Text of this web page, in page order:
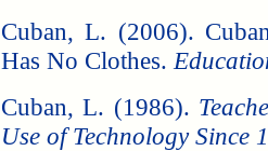
Cuban, L. (2006).
Has No Clothes.
Cuban, L. (1986).
Use of Technology Since